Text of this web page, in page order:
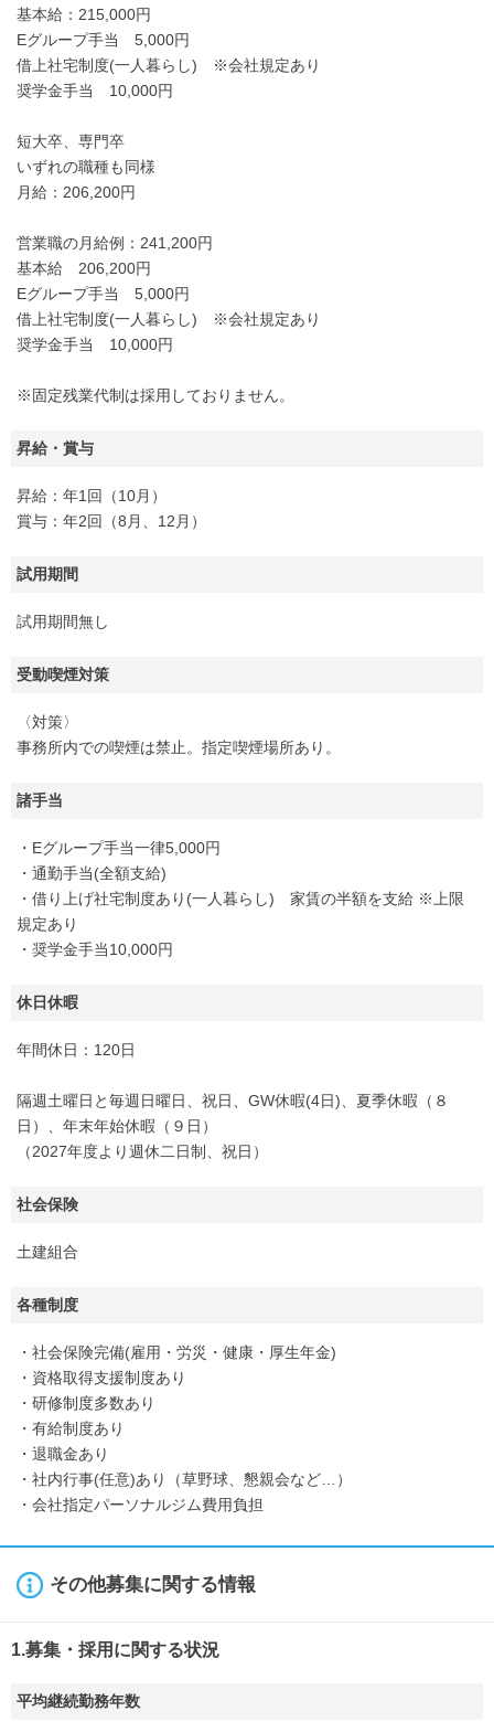
基本給：215,000円
Eグループ手当 5,000円
借上社宅制度(一人暮らし) ※会社規定あり
奨学金手当 10,000円
短大卒、専門卒
いずれの職種も同様
月給：206,200円
営業職の月給例：241,200円
基本給 206,200円
Eグループ手当 5,000円
借上社宅制度(一人暮らし) ※会社規定あり
奨学金手当 10,000円
※固定残業代制は採用しておりません。
昇給・賞与
昇給：年1回（10月）
賞与：年2回（8月、12月）
試用期間
試用期間無し
受動喫煙対策
〈対策〉
事務所内での喫煙は禁止。指定喫煙場所あり。
諸手当
・Eグループ手当一律5,000円
・通勤手当(全額支給)
・借り上げ社宅制度あり(一人暮らし) 家賃の半額を支給 ※上限
規定あり
・奨学金手当10,000円
休日休暇
年間休日：120日
隔週土曜日と毎週日曜日、祝日、GW休暇(4日)、夏季休暇（８
日）、年末年始休暇（９日）
（2027年度より週休二日制、祝日）
社会保険
土建組合
各種制度
・社会保険完備(雇用・労災・健康・厚生年金)
・資格取得支援制度あり
・研修制度多数あり
・有給制度あり
・退職金あり
・社内行事(任意)あり（草野球、懇親会など…）
・会社指定パーソナルジム費用負担
その他募集に関する情報
1.募集・採用に関する状況
平均継続勤務年数